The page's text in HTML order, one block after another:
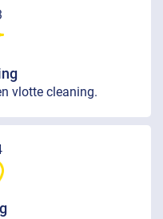
vlotte cleaning.